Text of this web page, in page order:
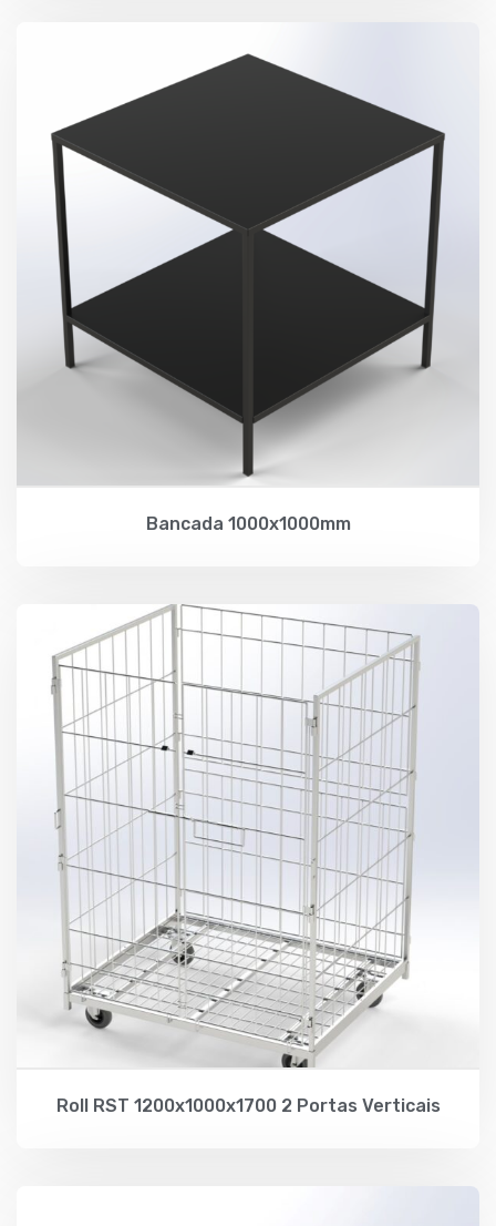
Bancada 1000x1000mm
Roll RST 1200x1000x1700 2 Portas Verticais